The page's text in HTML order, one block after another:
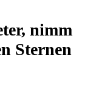
nimm
Sternen